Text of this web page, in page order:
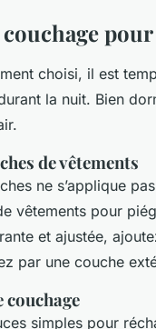
choisi, il est
la nuit. Bien
de vêtements
ne s’applique
vêtements pour
et ajustée,
par une couche
couchage
simples pour